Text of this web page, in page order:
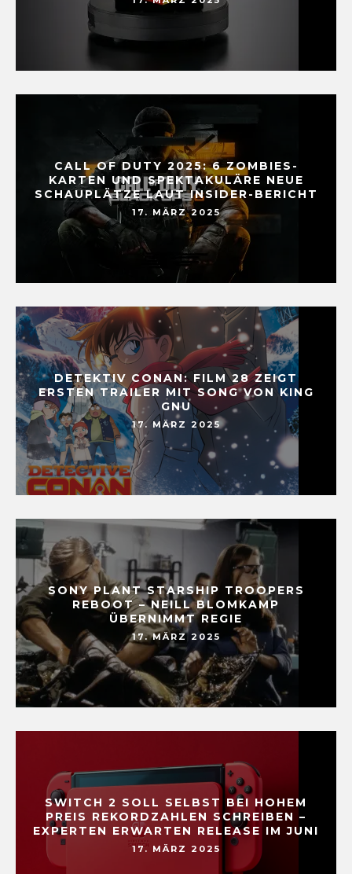
CALL OF DUTY 2025: 6 ZOMBIES-
KARTEN UND SPEKTAKULÄRE NEUE
SCHAUPLÄTZE LAUT INSIDER-BERICHT
17. MÄRZ 2025
DETEKTIV CONAN: FILM 28 ZEIGT
ERSTEN TRAILER MIT SONG VON KING
GNU
17. MÄRZ 2025
SONY PLANT STARSHIP TROOPERS
REBOOT – NEILL BLOMKAMP
ÜBERNIMMT REGIE
17. MÄRZ 2025
SWITCH 2 SOLL SELBST BEI HOHEM
PREIS REKORDZAHLEN SCHREIBEN –
EXPERTEN ERWARTEN RELEASE IM JUNI
17. MÄRZ 2025